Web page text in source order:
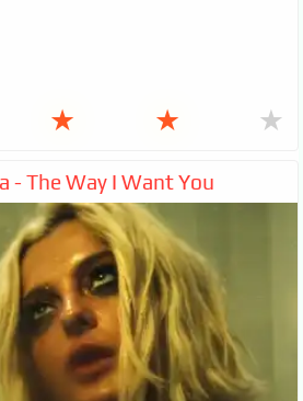
★ ★ ★
- The Way I Want You